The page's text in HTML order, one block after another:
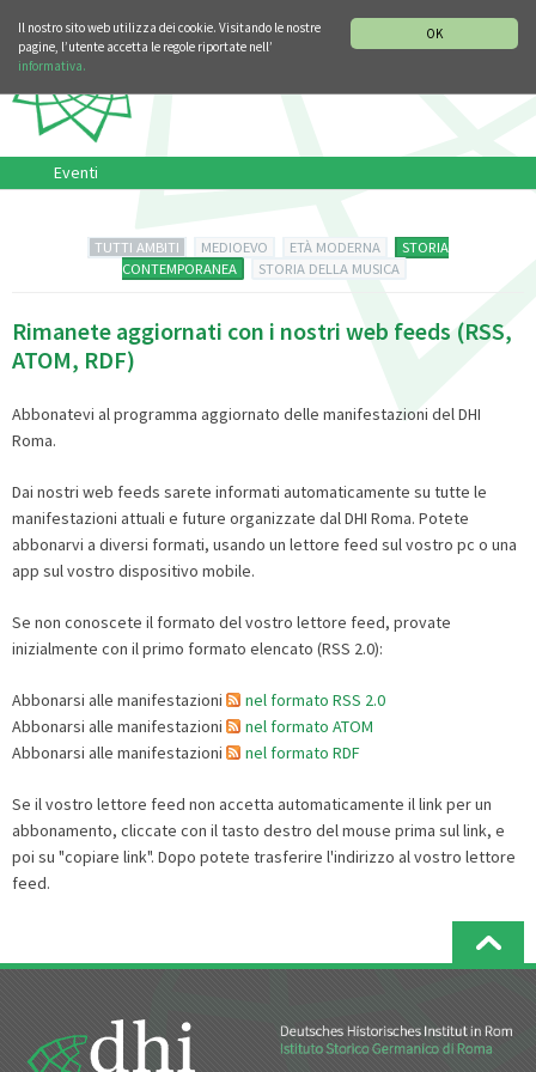
OK
Il nostro sito web utilizza dei cookie. Visitando le nostre
pagine, l’utente accetta le regole riportate nell’
informativa.
Eventi
TUTTI AMBITI MEDIOEVO ETÀ MODERNA
STORIA
CONTEMPORANEA
STORIA DELLA MUSICA
Rimanete aggiornati con i nostri web feeds (RSS,
ATOM, RDF)
Abbonatevi al programma aggiornato delle manifestazioni del DHI
Roma.
Dai nostri web feeds sarete informati automaticamente su tutte le
manifestazioni attuali e future organizzate dal DHI Roma. Potete
abbonarvi a diversi formati, usando un lettore feed sul vostro pc o una
app sul vostro dispositivo mobile.
Se non conoscete il formato del vostro lettore feed, provate
inizialmente con il primo formato elencato (RSS 2.0):
Abbonarsi alle manifestazioni
nel formato RSS 2.0
Abbonarsi alle manifestazioni
nel formato ATOM
Abbonarsi alle manifestazioni
nel formato RDF
Se il vostro lettore feed non accetta automaticamente il link per un
abbonamento, cliccate con il tasto destro del mouse prima sul link, e
poi su "copiare link". Dopo potete trasferire l'indirizzo al vostro lettore
feed.